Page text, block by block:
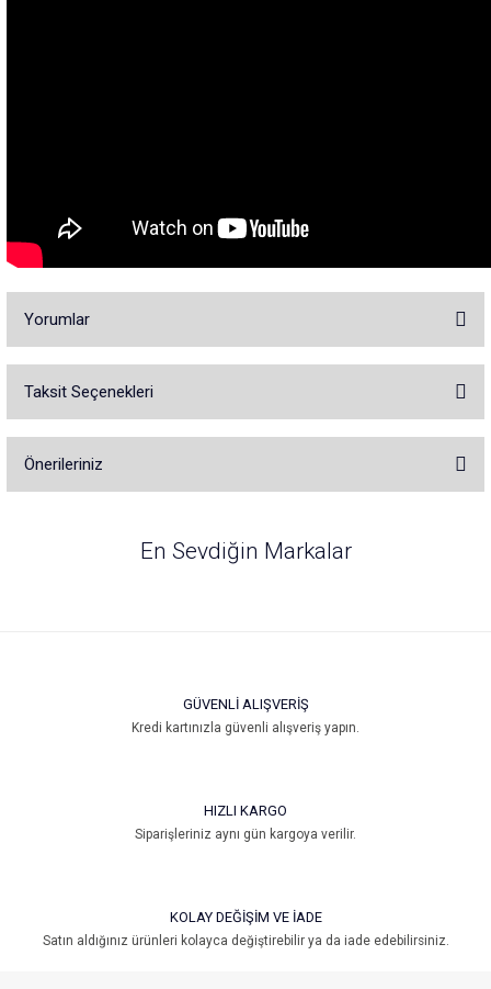
Yorumlar
Taksit Seçenekleri
Önerileriniz
Ürün bilgilerinde hatalar bulunuyor.
Ürün fiyatı diğer sitelerden daha pahalı.
En Sevdiğin Markalar
GÜVENLİ ALIŞVERİŞ
Kredi kartınızla güvenli alışveriş yapın.
HIZLI KARGO
Siparişleriniz aynı gün kargoya verilir.
KOLAY DEĞİŞİM VE İADE
Satın aldığınız ürünleri kolayca değiştirebilir ya da iade edebilirsiniz.